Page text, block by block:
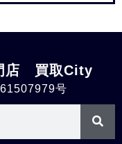
店 買取City
号